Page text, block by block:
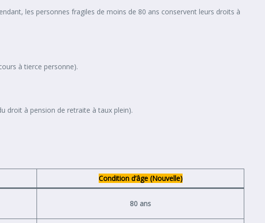
les personnes fragiles de moins de 80 ans conservent leurs droits à
à tierce personne).
droit à pension de retraite à taux plein).
Condition d’âge (Nouvelle)
80 ans